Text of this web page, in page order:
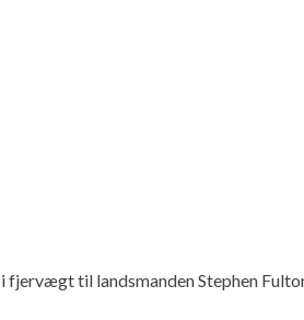
til landsmanden Stephen